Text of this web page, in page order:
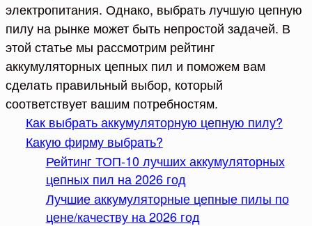
электропитания. Однако, выбрать лучшую цепную
пилу на рынке может быть непростой задачей. В
этой статье мы рассмотрим рейтинг
аккумуляторных цепных пил и поможем вам
сделать правильный выбор, который
соответствует вашим потребностям.
Как выбрать аккумуляторную цепную пилу?
Какую фирму выбрать?
Рейтинг ТОП-10 лучших аккумуляторных
цепных пил на 2026 год
Лучшие аккумуляторные цепные пилы по
цене/качеству на 2026 год